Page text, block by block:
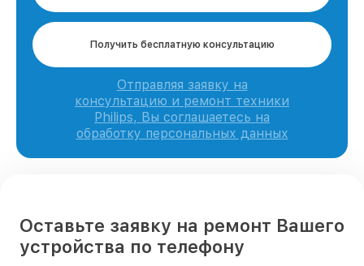
Получить бесплатную консультацию
Отправляя заявку на
консультацию и ремонт техники
Philips, Вы соглашаетесь на
обработку персональных данных
Оставьте заявку на ремонт Вашего
устройства по телефону